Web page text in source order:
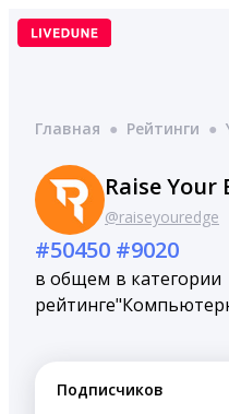
Перейти
Главная ● Рейтинги ●
Raise Your
@raiseyouredge
#50450
в общем
рейтинге
#9020
в категории
Подписчиков